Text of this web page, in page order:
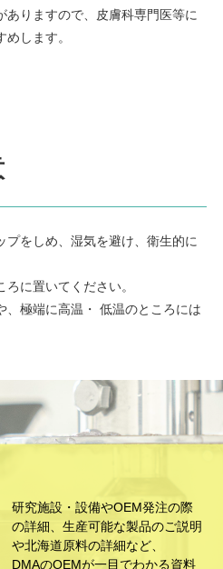
ありますので、皮膚科専門医等に
します。
プをしめ、湿気を避け、衛生的に
に置いてください。
、極端に高温・ 低温のところには
研究施設・設備やOEM発注の際
の詳細、生産可能な製品のご説明
や北海道原料の詳細など、
DMAのOEMが一目でわかる資料